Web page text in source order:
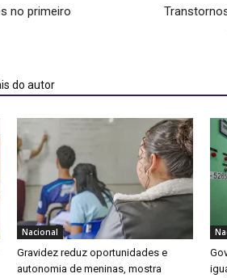
no primeiro
do autor
Nacional
Gravidez reduz oportunidades e
autonomia de meninas, mostra